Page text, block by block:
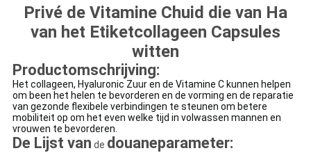
Privé de Vitamine Chuid die van Ha
van het Etiketcollageen Capsules
witten
Productomschrijving:
Het collageen, Hyaluronic Zuur en de Vitamine C kunnen helpen
om been het helen te bevorderen en de vorming en de reparatie
van gezonde flexibele verbindingen te steunen om betere
mobiliteit op om het even welke tijd in volwassen mannen en
vrouwen te bevorderen.
De Lijst van de douaneparameter: